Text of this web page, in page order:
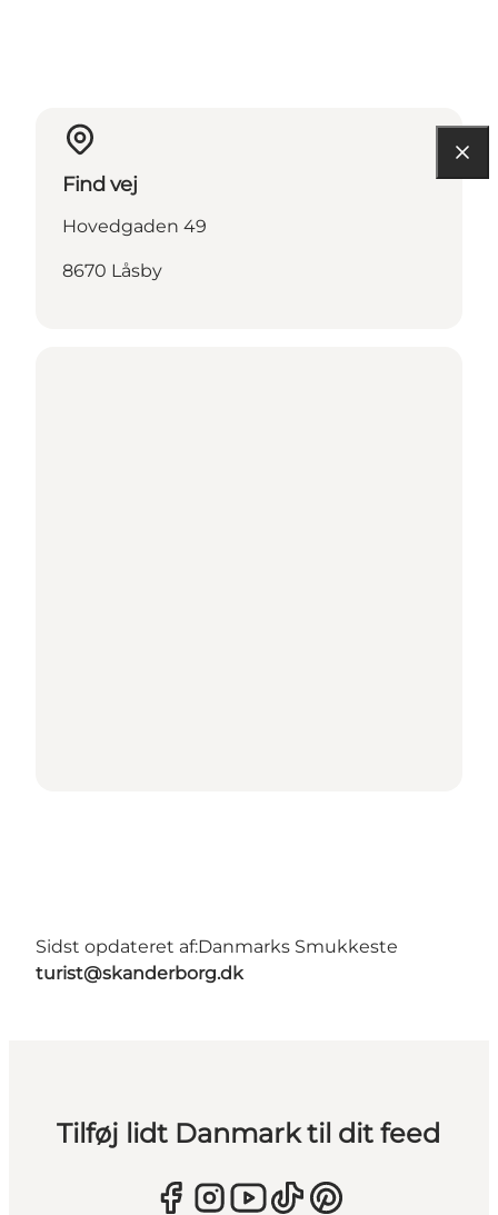
Find vej
Hovedgaden 49
8670 Låsby
Sidst opdateret af:Danmarks Smukkeste
turist@skanderborg.dk
Tilføj lidt Danmark til dit feed